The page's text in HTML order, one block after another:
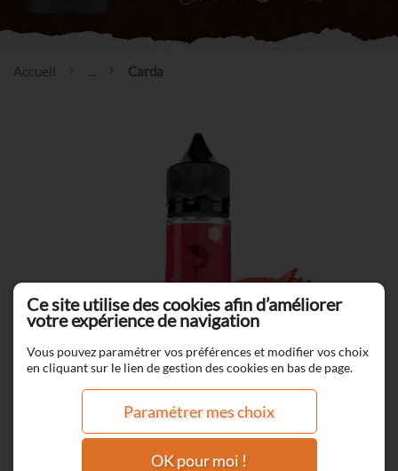
Accueil ... Carda
Ce site utilise des cookies afin d’améliorer
votre expérience de navigation
Vous pouvez paramétrer vos préférences et modifier vos choix
en cliquant sur le lien de gestion des cookies en bas de page.
Paramétrer mes choix
OK pour moi !